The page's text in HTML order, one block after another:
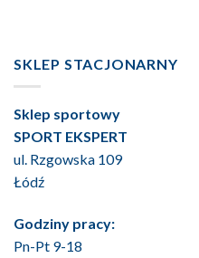
SKLEP STACJONARNY
Sklep sportowy
SPORT EKSPERT
ul. Rzgowska 109
Łódź
Godziny pracy:
Pn-Pt 9-18